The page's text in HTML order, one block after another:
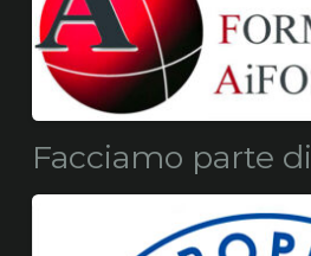
Facciamo parte di